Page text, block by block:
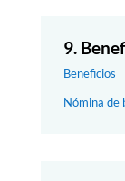
9.
Beneficios
Nómina de